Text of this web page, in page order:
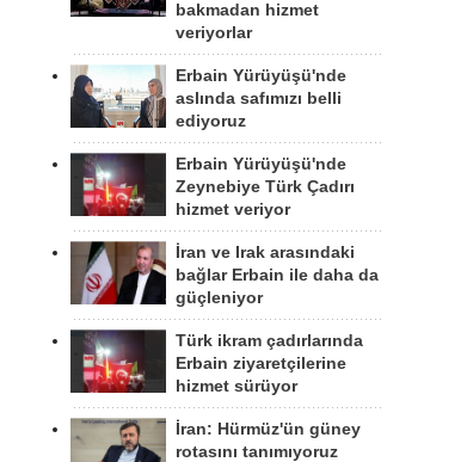
bakmadan hizmet
veriyorlar
Erbain Yürüyüşü'nde
aslında safımızı belli
ediyoruz
Erbain Yürüyüşü'nde
Zeynebiye Türk Çadırı
hizmet veriyor
İran ve Irak arasındaki
bağlar Erbain ile daha da
güçleniyor
Türk ikram çadırlarında
Erbain ziyaretçilerine
hizmet sürüyor
İran: Hürmüz'ün güney
rotasını tanımıyoruz